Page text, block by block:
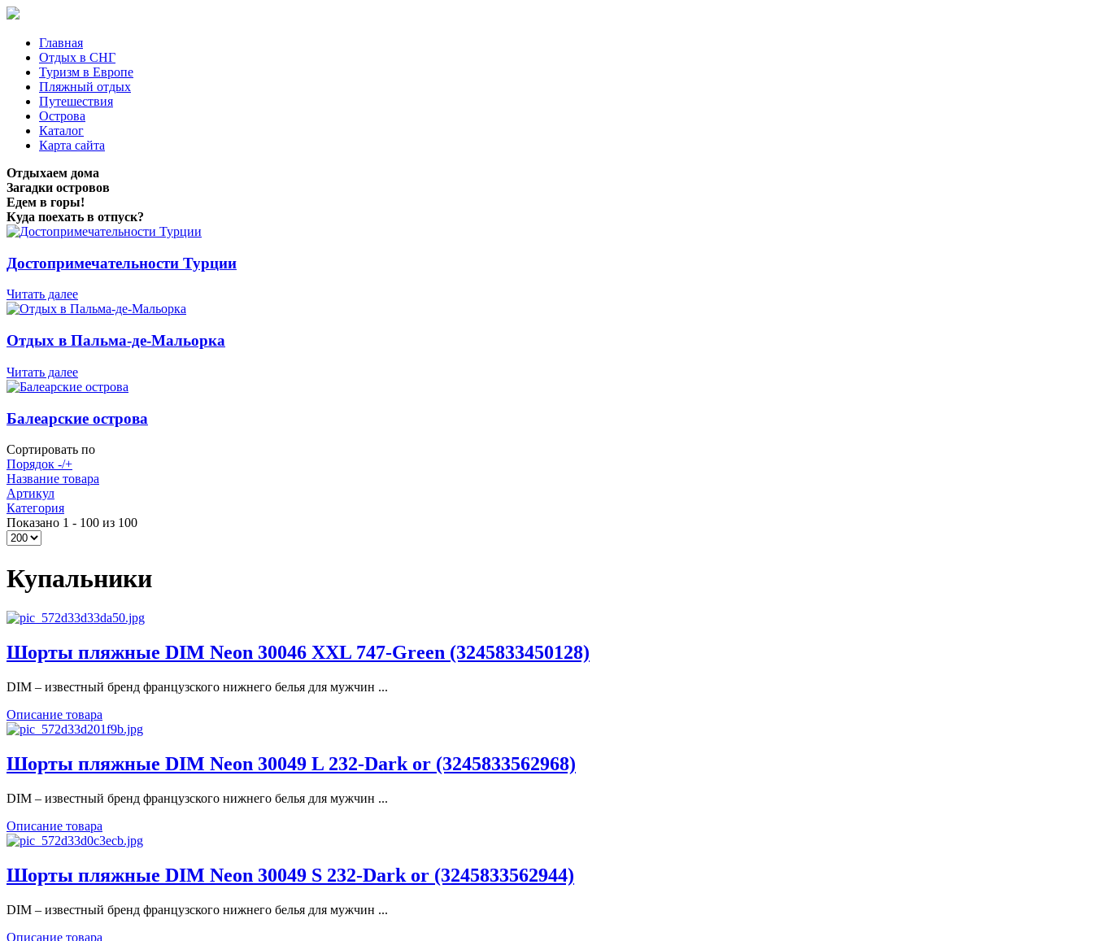
Главная
Отдых в СНГ
Туризм в Европе
Пляжный отдых
Путешествия
Острова
Каталог
Карта сайта
Отдыхаем дома
Загадки островов
Едем в горы!
Куда поехать в отпуск?
Достопримечательности Турции
Читать далее
Отдых в Пальма-де-Мальорка
Читать далее
Балеарские острова
Сортировать по
Порядок -/+
Название товара
Артикул
Категория
Показано 1 - 100 из 100
Купальники
Шорты пляжные DIM Neon 30046 XXL 747-Green (3245833450128)
DIM – известный бренд французского нижнего белья для мужчин ...
Описание товара
Шорты пляжные DIM Neon 30049 L 232-Dark or (3245833562968)
DIM – известный бренд французского нижнего белья для мужчин ...
Описание товара
Шорты пляжные DIM Neon 30049 S 232-Dark or (3245833562944)
DIM – известный бренд французского нижнего белья для мужчин ...
Описание товара